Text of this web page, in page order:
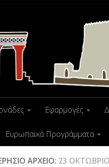
Εφαρμογές
Ευρωπαϊκά Προγράμματα
ΑΡΧΕΊΟ: 23